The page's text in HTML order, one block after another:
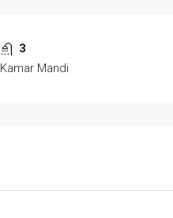
3
Kamar Mandi